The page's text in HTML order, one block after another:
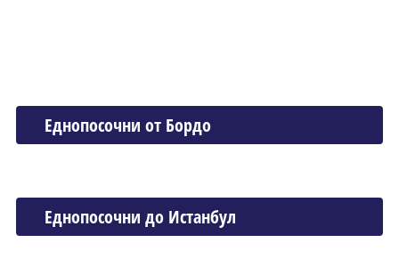
Еднопосочни от Бордо
Еднопосочни до Истанбул